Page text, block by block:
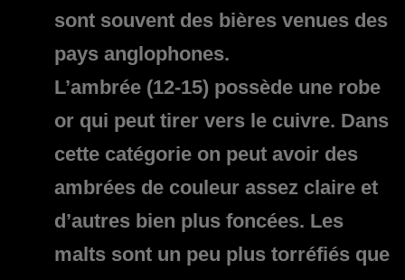
sont souvent des bières venues des
pays anglophones.
L’ambrée (12-15)possède une robe
or qui peut tirer vers le cuivre. Dans
cette catégorie on peut avoir des
ambrées de couleur assez claire et
d’autres bien plus foncées. Les
malts sont un peu plus torréfiés que